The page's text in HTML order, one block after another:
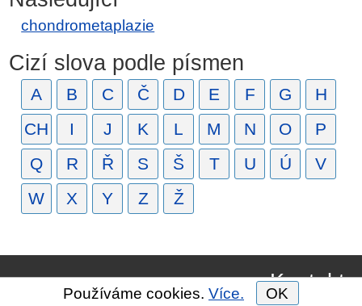
chondrometaplazie
Cizí slova podle písmen
A B C Č D E F G
H
CH
I J K L M N O
P
Q
R Ř S Š T U Ú
V
W
X Y Z Ž
Kontakt
Používáme cookies. Více. OK